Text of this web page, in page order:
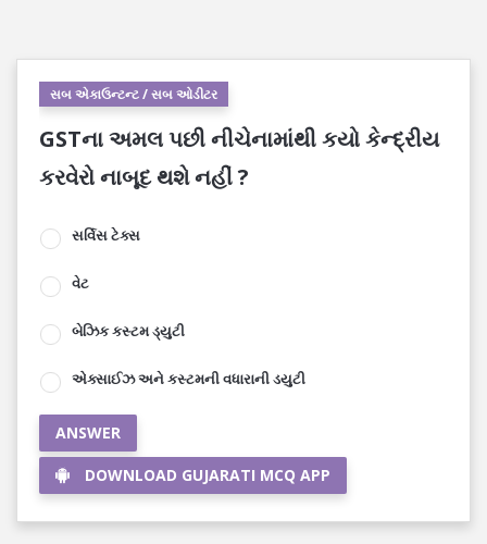
સબ એકાઉન્ટન્ટ / સબ ઓડીટર
GSTના અમલ પછી નીચેનામાંથી કયો કેન્દ્રીય
કરવેરો નાબૂદ થશે નહીં ?
સર્વિસ ટેક્સ
વેટ
બેઝિક કસ્ટમ ડ્યુટી
એક્સાઈઝ અને કસ્ટમની વધારાની ડયુટી
ANSWER
DOWNLOAD GUJARATI MCQ APP